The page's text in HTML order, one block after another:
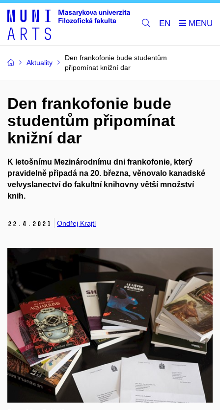
EN
Aktuality
Den frankofonie bude studentům
připomínat knižní dar
Den frankofonie bude
studentům připomínat
knižní dar
K letošnímu Mezinárodnímu dni frankofonie, který
pravidelně připadá na 20. března, věnovalo kanadské
velvyslanectví do fakultní knihovny větší množství
knih.
22. 4. 2021 Ondřej Krajtl